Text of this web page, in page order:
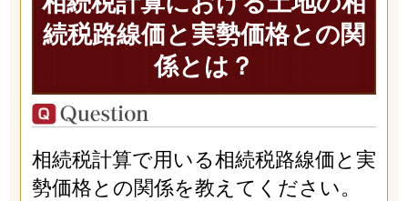
続税路線価と実勢価格との関
係とは？
相続税計算で用いる相続税路線価と実
勢価格との関係を教えてください。